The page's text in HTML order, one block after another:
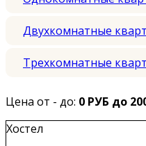
Двухкомнатные
Трехкомнатные
Цена от - до: 0 РУБ до
Хостел